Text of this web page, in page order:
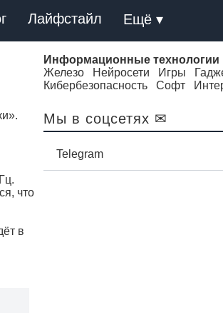
Лайфстайл Ещё ▾
что
в
Информационные технологии
Железо
Нейросети Игры
Кибербезопасность
Софт
Мы в соцсетях ✉
Telegram